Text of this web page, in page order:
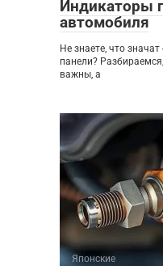
Индикаторы
автомобиля
Не знаете, что
панели?
важны, а
Японские